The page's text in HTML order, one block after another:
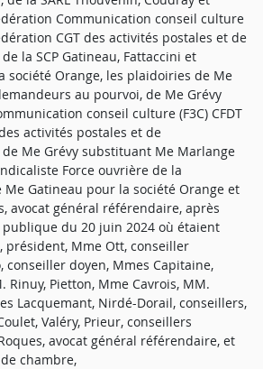
Communication conseil culture
CGT des activités postales et de
la SCP Gatineau, Fattaccini et
société Orange, les plaidoiries de Me
au pourvoi, de Me Grévy
conseil culture (F3C) CFDT
activités postales et de
Me Grévy substituant Me Marlange
Force ouvrière de la
Gatineau pour la société Orange et
avocat général référendaire, après
du 20 juin 2024 où étaient
président, Mme Ott, conseiller
conseiller doyen, Mmes Capitaine,
Rinuy, Pietton, Mme Cavrois, MM.
Lacquemant, Nirdé-Dorail, conseillers,
Valéry, Prieur, conseillers
avocat général référendaire, et
chambre,